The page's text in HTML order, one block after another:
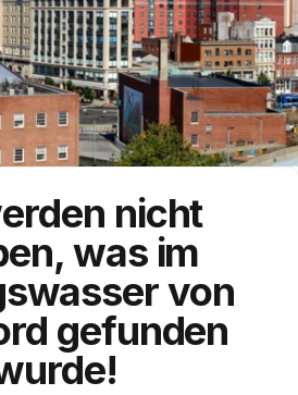
nicht
was im
von
gefunden